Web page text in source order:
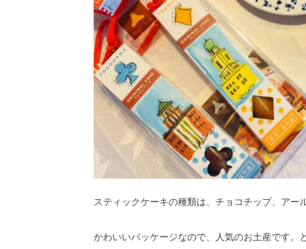
スティックケーキの種類は、チョコチップ、アー
かわいいパッケージなので、人気のお土産です。